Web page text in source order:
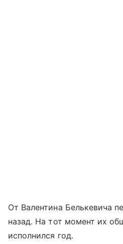
От Валентина Белькевича
назад. На тот момент их
исполнился год.